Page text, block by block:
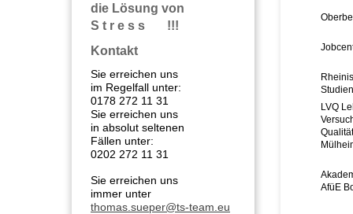
die Lösung von
S t r e s s !!!
Kontakt
Sie erreichen uns
im Regelfall unter:
0178 272 11 31
Sie erreichen uns
in absolut seltenen
Fällen unter:
0202 272 11 31
Sie erreichen uns
immer unter
thomas.sueper@ts-team.eu
LVQ
AfüE